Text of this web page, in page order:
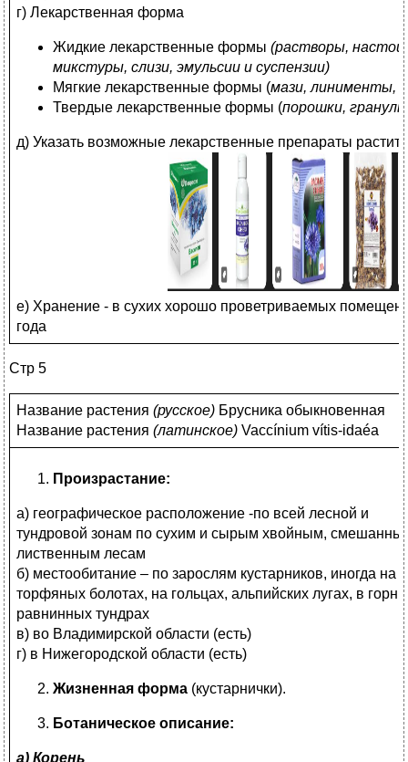
г) Лекарственная форма
Жидкие лекарственные формы (растворы,
микстуры, слизи, эмульсии и суспензии)
Мягкие лекарственные формы (мази, линименты,
Твердые лекарственные формы (порошки,
д) Указать возможные лекарственные препараты
е) Хранение - в сухих хорошо проветриваемых
года
Стр 5
Название растения (русское) Брусника обыкновенная
Название растения (латинское) Vaccínium vítis-idaéa
Произрастание:
а) географическое расположение -по всей лесной и
тундровой зонам по сухим и сырым хвойным,
лиственным лесам
б) местообитание – по зарослям кустарников, иногда на
торфяных болотах, на гольцах, альпийских лугах, в
равнинных тундрах
в) во Владимирской области (есть)
г) в Нижегородской области (есть)
Жизненная форма (кустарнички).
Ботаническое описание:
а) Корень